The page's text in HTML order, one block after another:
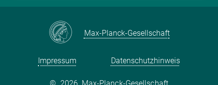
Max-Planck-Gesellschaft
Impressum Datenschutzhinweis